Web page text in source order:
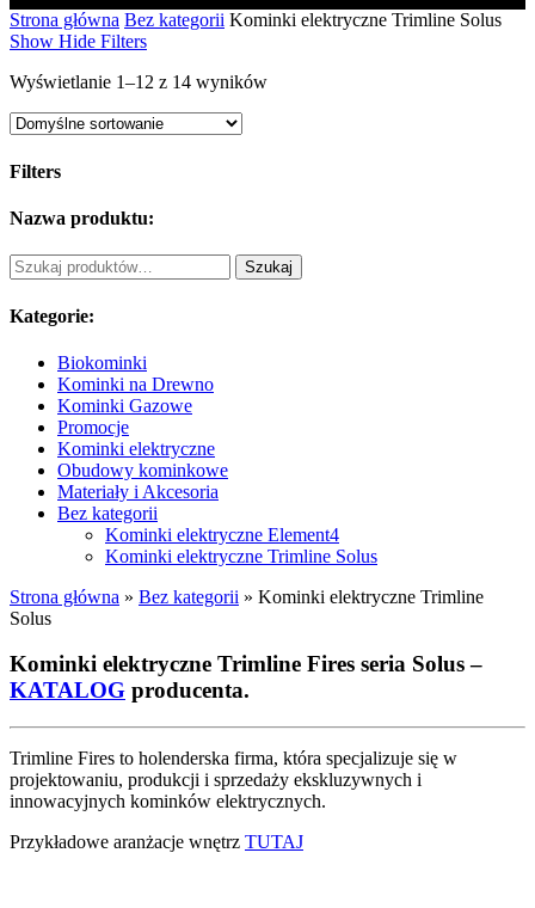
Strona główna Bez kategorii Kominki elektryczne Trimline Solus
Show Hide Filters
Wyświetlanie 1–12 z 14 wyników
Filters
Close
Nazwa produktu:
Szukaj: Szukaj
Kategorie:
Biokominki
Kominki na Drewno
Kominki Gazowe
Promocje
Kominki elektryczne
Obudowy kominkowe
Materiały i Akcesoria
Bez kategorii
Kominki elektryczne Element4
Kominki elektryczne Trimline Solus
Strona główna » Bez kategorii » Kominki elektryczne Trimline
Solus
Kominki elektryczne Trimline Fires seria Solus –
KATALOG producenta.
Trimline Fires to holenderska firma, która specjalizuje się w
projektowaniu, produkcji i sprzedaży ekskluzywnych i
innowacyjnych kominków elektrycznych.
Przykładowe aranżacje wnętrz TUTAJ